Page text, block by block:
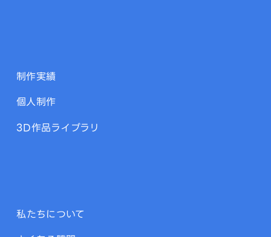
私たちについて
制作実績
個人制作
3D作品ライブラリ